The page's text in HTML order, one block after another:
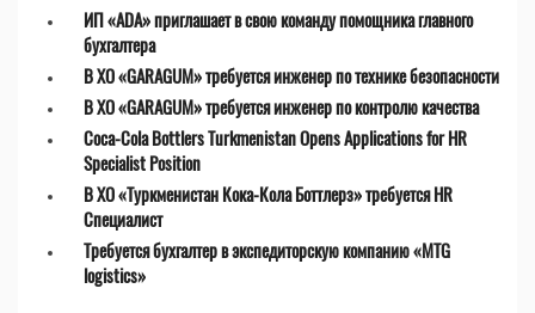
ИП «ADA» приглашает в свою команду помощника главного
бухгалтера
В ХО «GARAGUM» требуется инженер по технике безопасности
В ХО «GARAGUM» требуется инженер по контролю качества
Coca-Cola Bottlers Turkmenistan Opens Applications for HR
Specialist Position
В ХО «Туркменистан Кока-Кола Боттлерз» требуется HR
Специалист
Требуется бухгалтер в экспедиторскую компанию «MTG
logistics»